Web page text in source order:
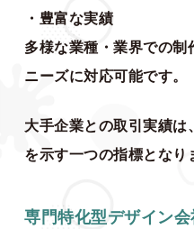
・豊富な実績
多様な業種・業界での
ニーズに対応可能です。
大手企業との取引実績
を示す一つの指標となり
専門特化型デザイン